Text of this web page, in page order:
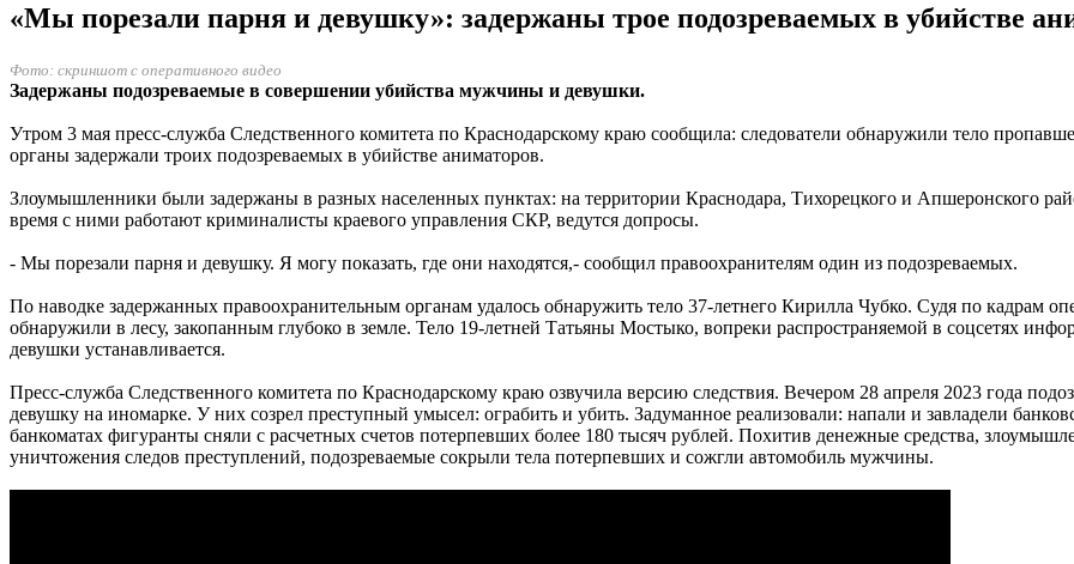
«Мы порезали парня и девушку»: задержаны трое подозреваемых в убийстве
Фото: скриншот с оперативного видео
Задержаны подозреваемые в совершении убийства мужчины и девушки.
Утром 3 мая пресс-служба Следственного комитета по Краснодарскому краю сообщила: следователи обнаружили тело
органы задержали троих подозреваемых в убийстве аниматоров.
Злоумышленники были задержаны в разных населенных пунктах: на территории Краснодара, Тихорецкого и Апшеронского
время с ними работают криминалисты краевого управления СКР, ведутся допросы.
- Мы порезали парня и девушку. Я могу показать, где они находятся,- сообщил правоохранителям один из подозреваемых.
По наводке задержанных правоохранительным органам удалось обнаружить тело 37-летнего Кирилла Чубко. Судя по кадрам
обнаружили в лесу, закопанным глубоко в земле. Тело 19-летней Татьяны Мостыко, вопреки распространяемой в соцсетях
девушки устанавливается.
Пресс-служба Следственного комитета по Краснодарскому краю озвучила версию следствия. Вечером 28 апреля 2023 года
девушку на иномарке. У них созрел преступный умысел: ограбить и убить. Задуманное реализовали: напали и завладели
банкоматах фигуранты сняли с расчетных счетов потерпевших более 180 тысяч рублей. Похитив денежные средства,
уничтожения следов преступлений, подозреваемые сокрыли тела потерпевших и сожгли автомобиль мужчины.